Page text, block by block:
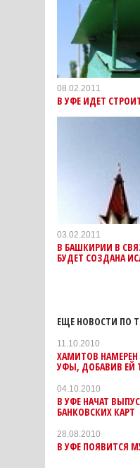
08.02.2011
В УФЕ ИДЕТ
03.02.2011
В БАШКИРИИ В
БУДЕТ СОЗДАНА
ЕЩЕ НОВОСТИ ПО
11.10.2010
ХАМИТОВ НАМЕРЕН
УФЫ, ДОБАВИВ ЕЙ
04.10.2010
В УФЕ НАЧАТ
БАНКОВСКИХ КАРТ
28.08.2010
В УФЕ ПОЯВИТСЯ